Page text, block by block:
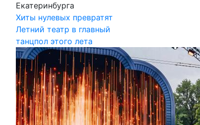
Екатеринбурга
Хиты нулевых превратят
Летний театр в главный
танцпол этого лета